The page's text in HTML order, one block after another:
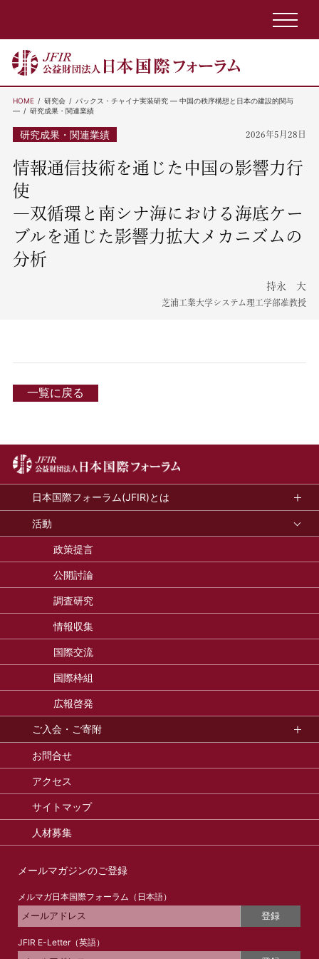
HOME 研究会
パックス・チャイナ実装研究 ― 中国の秩序構想と日本の建設的関与
―
研究成果・関連業績
研究成果・関連業績 2026年5月28日
情報通信技術を通じた中国の影響力行
使
―双循環と南シナ海における海底ケー
ブルを通じた影響力拡大メカニズムの
分析
持永 大
芝浦工業大学システム理工学部准教授
一覧に戻る
日本国際フォーラム(JFIR)とは
活動
政策提言
公開討論
調査研究
情報収集
国際交流
国際枠組
広報啓発
ご入会・ご寄附
お問合せ
アクセス
サイトマップ
人材募集
メールマガジンのご登録
メルマガ日本国際フォーラム（日本語）
登録
JFIR E-Letter（英語）